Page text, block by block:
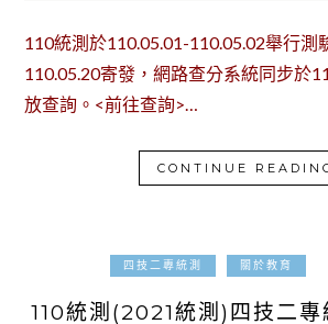
110統測於110.05.01-110.05.02舉行測
110.05.20寄發，網路查分系統同步於
放查詢。<前往查詢>…
CONTINUE
四技二專統測 關於教育
110統測(2021統測)四技二專